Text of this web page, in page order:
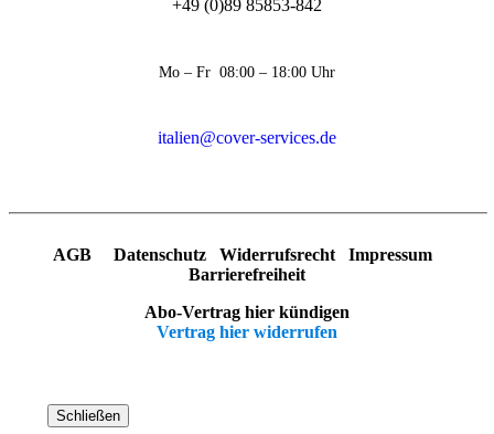
+49 (0)89 85853-842
Mo – Fr 08:00 – 18:00 Uhr
italien@cover-services.de
AGB Datenschutz Widerrufsrecht
Impressum
Barrierefreiheit
Abo-Vertrag hier kündigen
Vertrag hier widerrufen
Schließen